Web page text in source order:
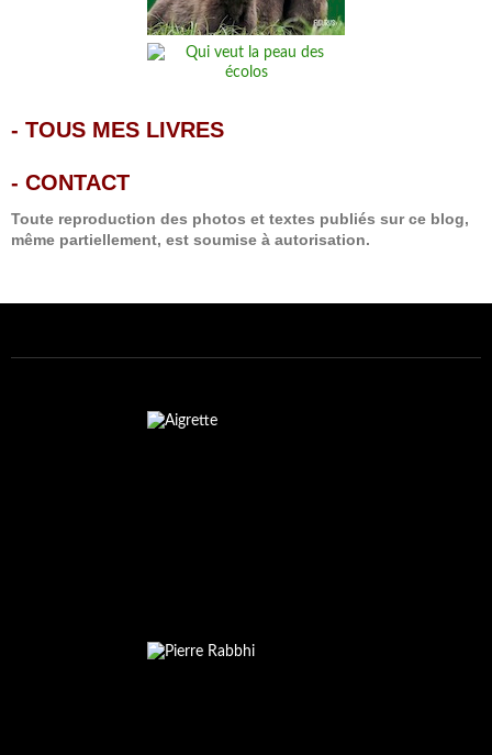
- TOUS MES LIVRES
- CONTACT
Toute reproduction des photos et textes publiés sur ce blog,
même partiellement, est soumise à autorisation.